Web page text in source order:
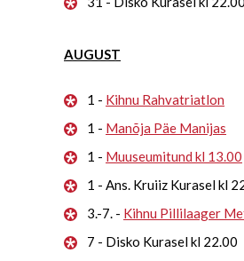
AUGUST
1 - Kihnu Rahvatriatlon
1 - Manõja Päe Manijas
1 - Muuseumitund kl 13.00
1 - Ans. Kruiiz Kurasel kl
3.-7. - Kihnu Pillilaager
7 - Disko Kurasel kl 22.00